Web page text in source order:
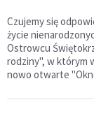
Czujemy się
życie
Ostrowcu
rodziny", w którym
nowo otwarte